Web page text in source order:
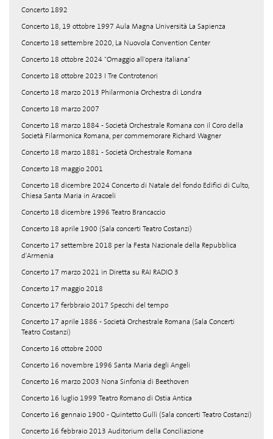
Concerto 1892
Concerto 18, 19 ottobre 1997 Aula Magna Università La Sapienza
Concerto 18 settembre 2020, La Nuovola Convention Center
Concerto 18 ottobre 2024 "Omaggio all'opera italiana"
Concerto 18 ottobre 2023 I Tre Controtenori
Concerto 18 marzo 2013 Philarmonia Orchestra di Londra
Concerto 18 marzo 2007
Concerto 18 marzo 1884 - Società Orchestrale Romana con il Coro della
Società Filarmonica Romana, per commemorare Richard Wagner
Concerto 18 marzo 1881 - Società Orchestrale Romana
Concerto 18 maggio 2001
Concerto 18 dicembre 2024 Concerto di Natale del fondo Edifici di Culto,
Chiesa Santa Maria in Aracoeli
Concerto 18 dicembre 1996 Teatro Brancaccio
Concerto 18 aprile 1900 (Sala concerti Teatro Costanzi)
Concerto 17 settembre 2018 per la Festa Nazionale della Repubblica
d'Armenia
Concerto 17 marzo 2021 in Diretta su RAI RADIO 3
Concerto 17 maggio 2018
Concerto 17 ferbbraio 2017 Specchi del tempo
Concerto 17 aprile 1886 - Società Orchestrale Romana (Sala Concerti
Teatro Costanzi)
Concerto 16 ottobre 2000
Concerto 16 novembre 1996 Santa Maria degli Angeli
Concerto 16 marzo 2003 Nona Sinfonia di Beethoven
Concerto 16 luglio 1999 Teatro Romano di Ostia Antica
Concerto 16 gennaio 1900 - Quintetto Gullì (Sala concerti Teatro Costanzi)
Concerto 16 febbraio 2013 Auditorium della Conciliazione